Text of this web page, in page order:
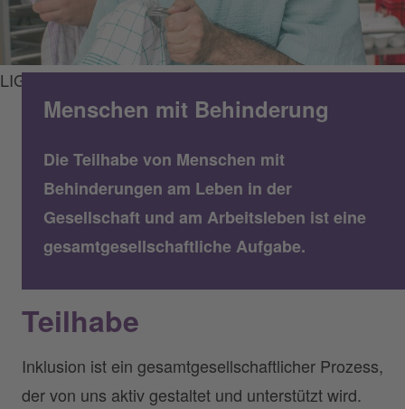
LIGA Brandenburg/AWO Brandenburg
Menschen mit Behinderung
Die Teilhabe von Menschen mit
Behinderungen am Leben in der
Gesellschaft und am Arbeitsleben ist eine
gesamtgesellschaftliche Aufgabe.
Teilhabe
Inklusion ist ein gesamtgesellschaftlicher Prozess,
der von uns aktiv gestaltet und unterstützt wird.